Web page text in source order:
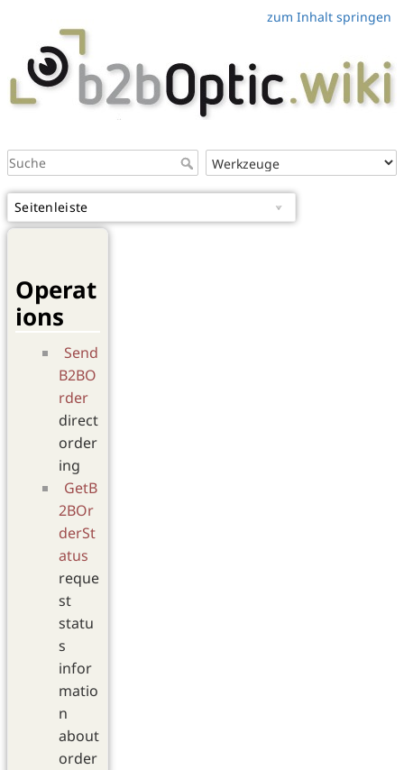
zum Inhalt springen
Seitenleiste
Operat
ions
Send
B2BO
rder
direct
order
ing
GetB
2BOr
derSt
atus
reque
st
statu
s
infor
matio
n
about
order